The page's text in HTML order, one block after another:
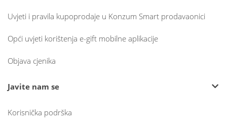
Uvjeti i pravila kupoprodaje u Konzum Smart prodavaonici
Opći uvjeti korištenja e-gift mobilne aplikacije
Objava cjenika
Javite nam se
Korisnička podrška